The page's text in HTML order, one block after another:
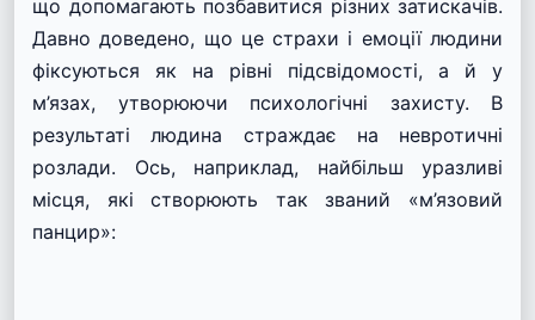
що допомагають позбавитися різних затискачів.
Давно доведено, що це страхи і емоції людини
фіксуються як на рівні підсвідомості, а й у
м’язах, утворюючи психологічні захисту. В
результаті людина страждає на невротичні
розлади. Ось, наприклад, найбільш уразливі
місця, які створюють так званий «м’язовий
панцир»: